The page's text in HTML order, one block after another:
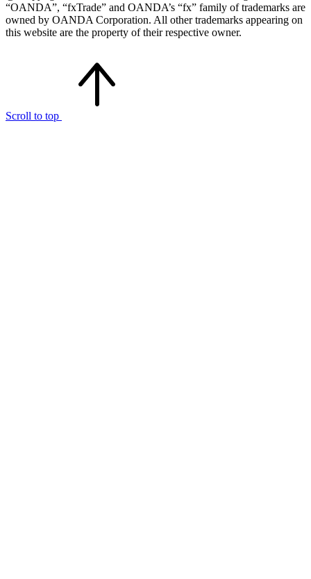
“OANDA”, “fxTrade” and OANDA’s “fx” family of trademarks are
owned by OANDA Corporation. All other trademarks appearing on
this website are the property of their respective owner.
Scroll to top